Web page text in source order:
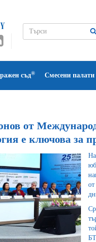
съд® Смесени палати
от
е ключова за